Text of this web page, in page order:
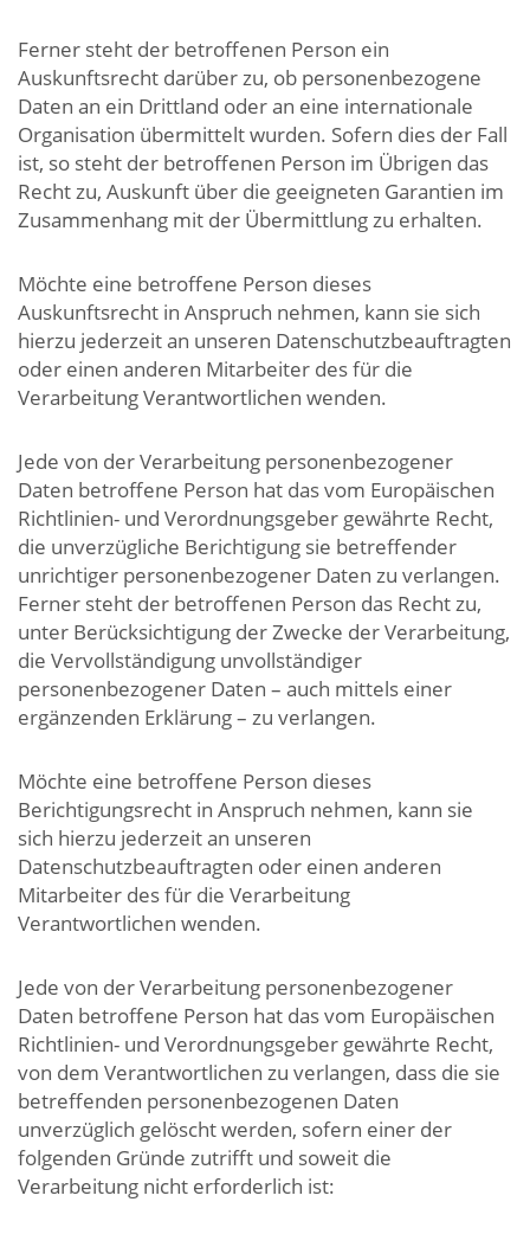
Ferner steht der betroffenen Person ein
Auskunftsrecht darüber zu, ob personenbezogene
Daten an ein Drittland oder an eine internationale
Organisation übermittelt wurden. Sofern dies der Fall
ist, so steht der betroffenen Person im Übrigen das
Recht zu, Auskunft über die geeigneten Garantien im
Zusammenhang mit der Übermittlung zu erhalten.
Möchte eine betroffene Person dieses
Auskunftsrecht in Anspruch nehmen, kann sie sich
hierzu jederzeit an unseren Datenschutzbeauftragten
oder einen anderen Mitarbeiter des für die
Verarbeitung Verantwortlichen wenden.
Jede von der Verarbeitung personenbezogener
Daten betroffene Person hat das vom Europäischen
Richtlinien- und Verordnungsgeber gewährte Recht,
die unverzügliche Berichtigung sie betreffender
unrichtiger personenbezogener Daten zu verlangen.
Ferner steht der betroffenen Person das Recht zu,
unter Berücksichtigung der Zwecke der Verarbeitung,
die Vervollständigung unvollständiger
personenbezogener Daten – auch mittels einer
ergänzenden Erklärung – zu verlangen.
Möchte eine betroffene Person dieses
Berichtigungsrecht in Anspruch nehmen, kann sie
sich hierzu jederzeit an unseren
Datenschutzbeauftragten oder einen anderen
Mitarbeiter des für die Verarbeitung
Verantwortlichen wenden.
Jede von der Verarbeitung personenbezogener
Daten betroffene Person hat das vom Europäischen
Richtlinien- und Verordnungsgeber gewährte Recht,
von dem Verantwortlichen zu verlangen, dass die sie
betreffenden personenbezogenen Daten
unverzüglich gelöscht werden, sofern einer der
folgenden Gründe zutrifft und soweit die
Verarbeitung nicht erforderlich ist: